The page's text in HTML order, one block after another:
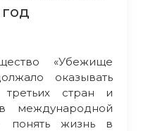
год
«Убежище
оказывать
стран и
международной
понять жизнь в